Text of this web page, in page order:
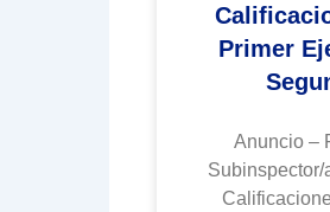
Primer
Anuncio –
Subinspector/